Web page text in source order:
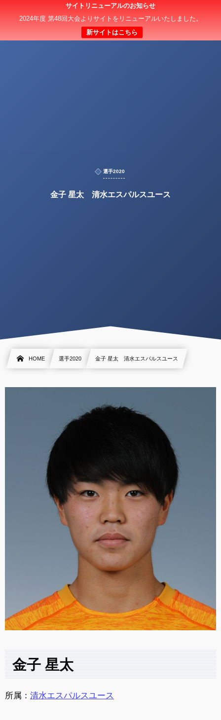
サイトリニューアルのお知らせ
2024年度 第48回大会よりサイトをリニューアルいたしました。
新サイトはこちら
選手2020
金子 星太 清水エスパルスユース
HOME 選手2020 金子 星太 清水エスパルスユース
金子 星太
所属： 清水エスパルスユース